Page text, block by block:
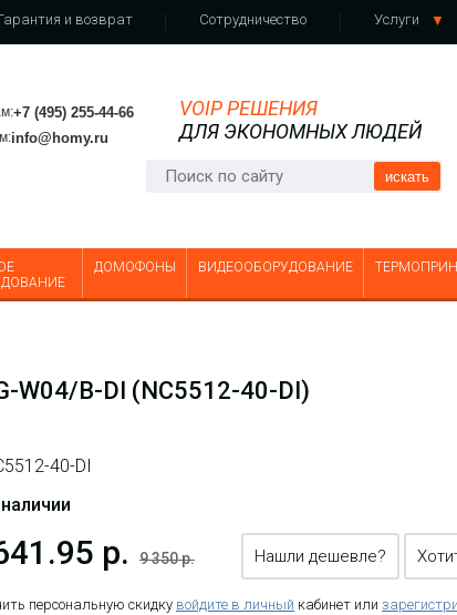
и возврат Сотрудничество Услуги
+7 (495) 255-44-66
info@homy.ru
VOIP РЕШЕНИЯ
ДЛЯ ЭКОНОМНЫХ ЛЮДЕЙ
искать
ДОМОФОНЫ ВИДЕООБОРУДОВАНИЕ
B-DI (NC5512-40-DI)
40-DI
р. 9 350 р. Нашли дешевле?
персональную скидку войдите в личный кабинет или